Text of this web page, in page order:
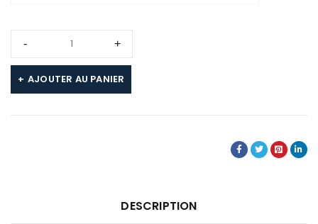
AJOUTER AU PANIER
DESCRIPTION